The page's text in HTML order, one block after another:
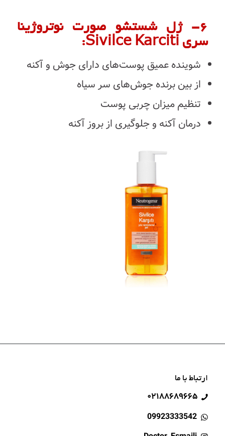
۶- ژل شستشو صورت نوتروژینا
سری Sivilce Karciti:
شوینده عمیق پوست‌های دارای جوش و آکنه
از بین برنده جوش‌های سر سیاه
تنظیم میزان چربی پوست
درمان آکنه و جلوگیری از بروز آکنه
ارتباط با ما
۰۲۱۸۸۶۸۹۶۶۵
09923333542